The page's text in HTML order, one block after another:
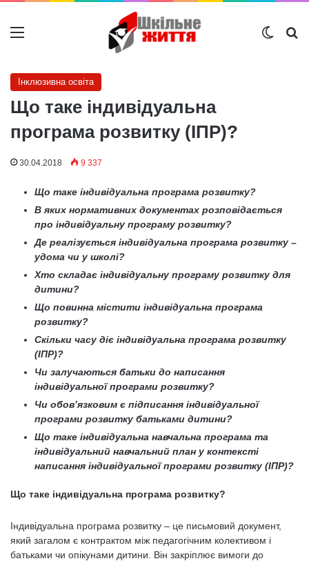
Меню
Інклюзивна освіта
Що таке індивідуальна
програма розвитку (ІПР)?
30.04.2018 9 337
Що таке індивідуальна програма розвитку?
В яких нормативних документах розповідається
про індивідуальну програму розвитку?
Де реалізується індивідуальна програма розвитку –
удома чи у школі?
Хто складає індивідуальну програму розвитку для
дитини?
Що повинна містити індивідуальна програма
розвитку?
Скільки часу діє індивідуальна програма розвитку
(ІПР)?
Чи залучаються батьки до написання
індивідуальної програми розвитку?
Чи обов’язковим є підписання індивідуальної
програми розвитку батьками дитини?
Що таке індивідуальна навчальна програма та
індивідуальний навчальний план у контексті
написання індивідуальної програми розвитку (ІПР)?
Що таке індивідуальна програма розвитку?
Індивідуальна програма розвитку – це письмовий документ,
який загалом є контрактом між педагогічним колективом і
батьками чи опікунами дитини. Він закріплює вимоги до